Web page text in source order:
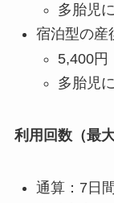
多胎児
宿泊型の産
5,400円
多胎児
利用回数（最大
通算：7日